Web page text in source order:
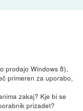
prodajo Windows 8),
primeren za uporabo,
zakaj? Kje bi se
prizadet?